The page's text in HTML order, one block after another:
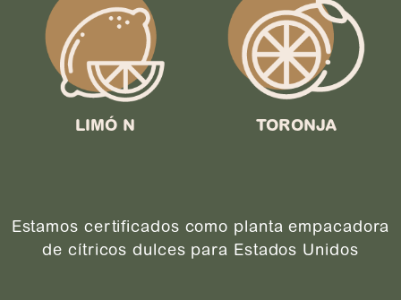
LIMÓ N TORONJA
Estamos certificados como planta empacadora
de cítricos dulces para Estados Unidos